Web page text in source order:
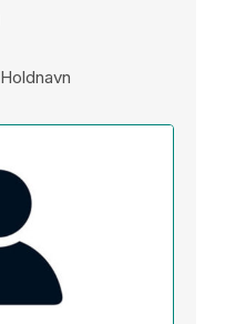
Holdnavn